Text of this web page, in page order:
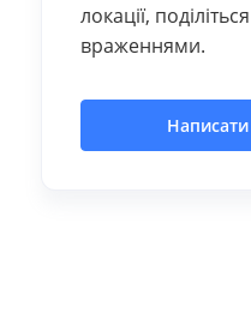
локації,
враженнями.
Написати